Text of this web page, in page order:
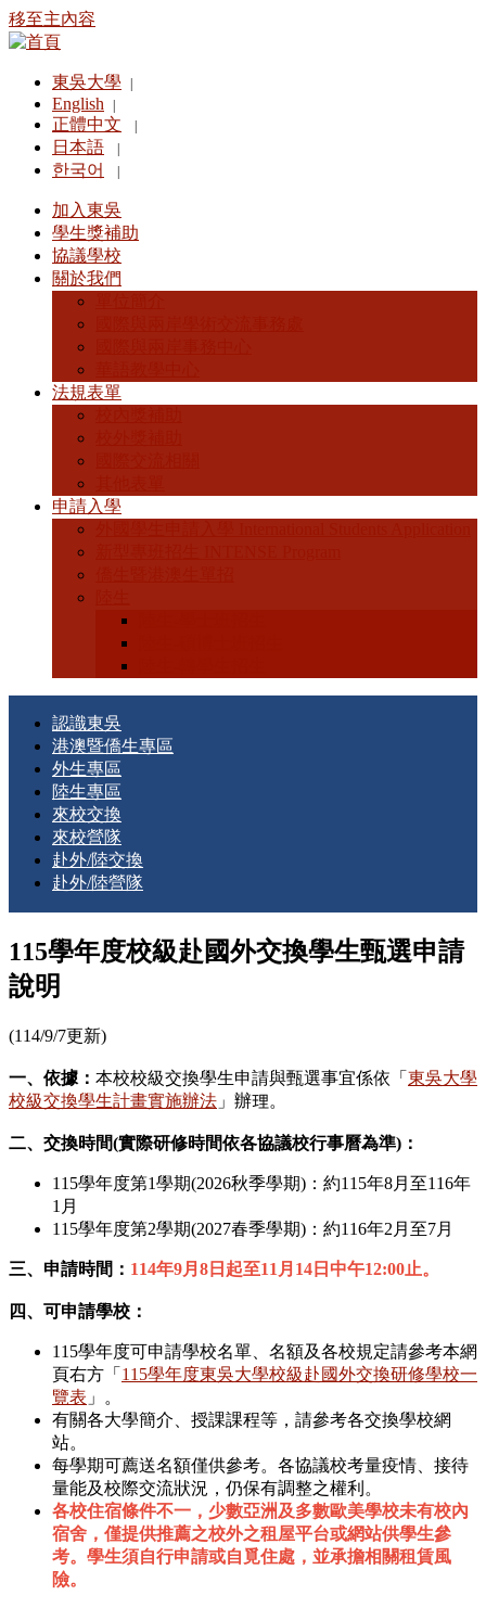
移至主內容
東吳大學
English
正體中文
日本語
한국어
加入東吳
學生獎補助
協議學校
關於我們
法規表單
申請入學
認識東吳
港澳暨僑生專區
外生專區
陸生專區
來校交換
來校營隊
赴外/陸交換
赴外/陸營隊
115學年度校級赴國外交換學生甄選申請
說明
(114/9/7更新)
一、依據： 本校校級交換學生申請與甄選事宜係依「 東吳大學
校級交換學生計畫實施辦法 」辦理。
二、交換時間(實際研修時間依各協議校行事曆為準)：
115學年度第1學期(2026秋季學期)：約115年8月至116年
1月
115學年度第2學期(2027春季學期)：約116年2月至7月
三、申請時間： 114年9月8日起至11月14日中午12:00止。
四、可申請學校：
115學年度可申請學校名單、名額及各校規定請參考本網
頁右方「 115學年度東吳大學校級赴國外交換研修學校一
覽表 」。
有關各大學簡介、授課課程等，請參考各交換學校網
站。
每學期可薦送名額僅供參考。各協議校考量疫情、接待
量能及校際交流狀況，仍保有調整之權利。
各校住宿條件不一，少數亞洲及多數歐美學校未有校內
宿舍，僅提供推薦之校外之租屋平台或網站供學生參
考。學生須自行申請或自覓住處，並承擔相關租賃風
險。